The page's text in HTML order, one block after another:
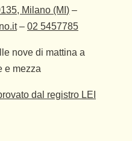
Milano (MI) –
– 02 5457785
nove di mattina a
e mezza
dal registro LEI